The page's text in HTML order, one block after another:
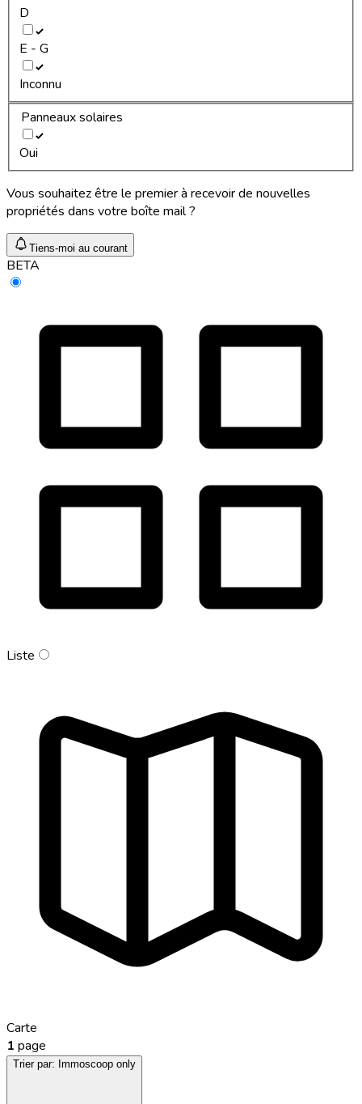
D
E - G
Inconnu
Panneaux solaires
Oui
Vous souhaitez être le premier à recevoir de nouvelles
propriétés dans votre boîte mail ?
Tiens-moi au courant
BETA
Liste
Carte
1 page
Trier par: Immoscoop only